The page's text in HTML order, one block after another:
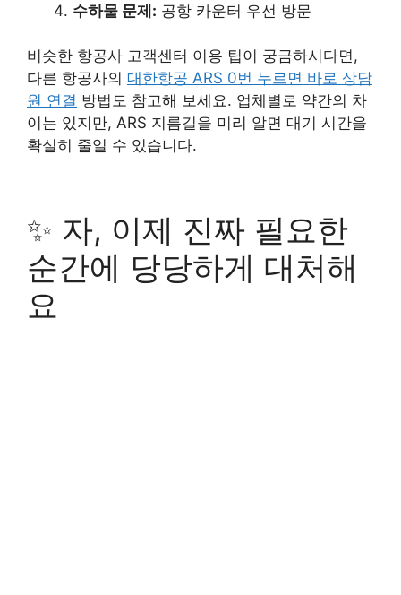
수하물 문제: 공항 카운터 우선 방문
비슷한 항공사 고객센터 이용 팁이 궁금하시다면,
다른 항공사의 대한항공 ARS 0번 누르면 바로 상담
원 연결 방법도 참고해 보세요. 업체별로 약간의 차
이는 있지만, ARS 지름길을 미리 알면 대기 시간을
확실히 줄일 수 있습니다.
✨ 자, 이제 진짜 필요한
순간에 당당하게 대처해
요